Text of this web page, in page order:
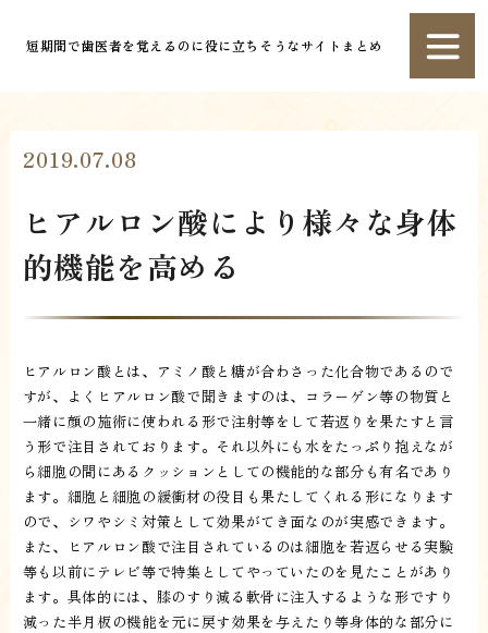
短期間で歯医者を覚えるのに役に立ちそうなサイトまとめ
2019.07.08
ヒアルロン酸により様々な身体
的機能を高める
ヒアルロン酸とは、アミノ酸と糖が合わさった化合物であるので
すが、よくヒアルロン酸で聞きますのは、コラーゲン等の物質と
一緒に顔の施術に使われる形で注射等をして若返りを果たすと言
う形で注目されております。それ以外にも水をたっぷり抱えなが
ら細胞の間にあるクッションとしての機能的な部分も有名であり
ます。細胞と細胞の緩衝材の役目も果たしてくれる形になります
ので、シワやシミ対策として効果がてき面なのが実感できます。
また、ヒアルロン酸で注目されているのは細胞を若返らせる実験
等も以前にテレビ等で特集としてやっていたのを見たことがあり
ます。具体的には、膝のすり減る軟骨に注入するような形ですり
減った半月板の機能を元に戻す効果を与えたり等身体的な部分に